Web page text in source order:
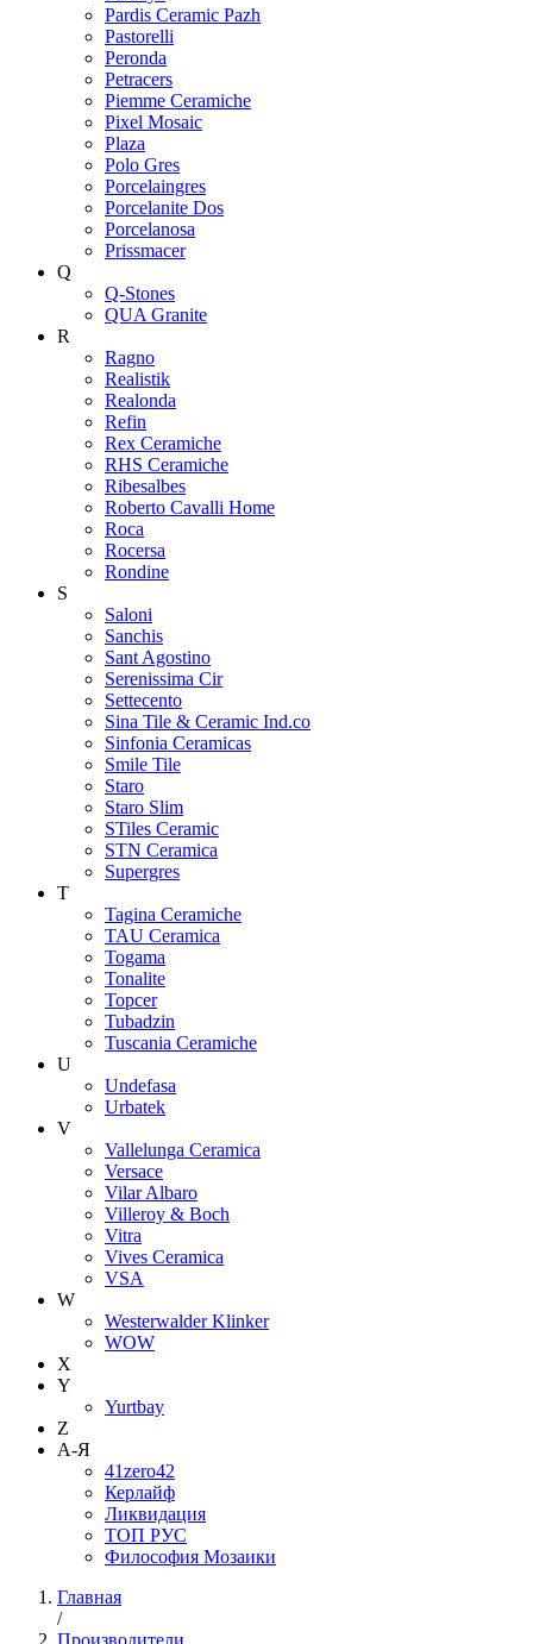
Pardis Ceramic Pazh
Pastorelli
Peronda
Petracers
Piemme Ceramiche
Pixel Mosaic
Plaza
Polo Gres
Porcelaingres
Porcelanite Dos
Porcelanosa
Prissmacer
Q
Q-Stones
QUA Granite
R
Ragno
Realistik
Realonda
Refin
Rex Ceramiche
RHS Ceramiche
Ribesalbes
Roberto Cavalli Home
Roca
Rocersa
Rondine
S
Saloni
Sanchis
Sant Agostino
Serenissima Cir
Settecento
Sina Tile & Ceramic Ind.co
Sinfonia Ceramicas
Smile Tile
Staro
Staro Slim
STiles Ceramic
STN Ceramica
Supergres
T
Tagina Ceramiche
TAU Ceramica
Togama
Tonalite
Topcer
Tubadzin
Tuscania Ceramiche
U
Undefasa
Urbatek
V
Vallelunga Ceramica
Versace
Vilar Albaro
Villeroy & Boch
Vitra
Vives Ceramica
VSA
W
Westerwalder Klinker
WOW
X
Y
Yurtbay
Z
А-Я
41zero42
Керлайф
Ликвидация
ТОП РУС
Философия Мозаики
Главная
/
Производители